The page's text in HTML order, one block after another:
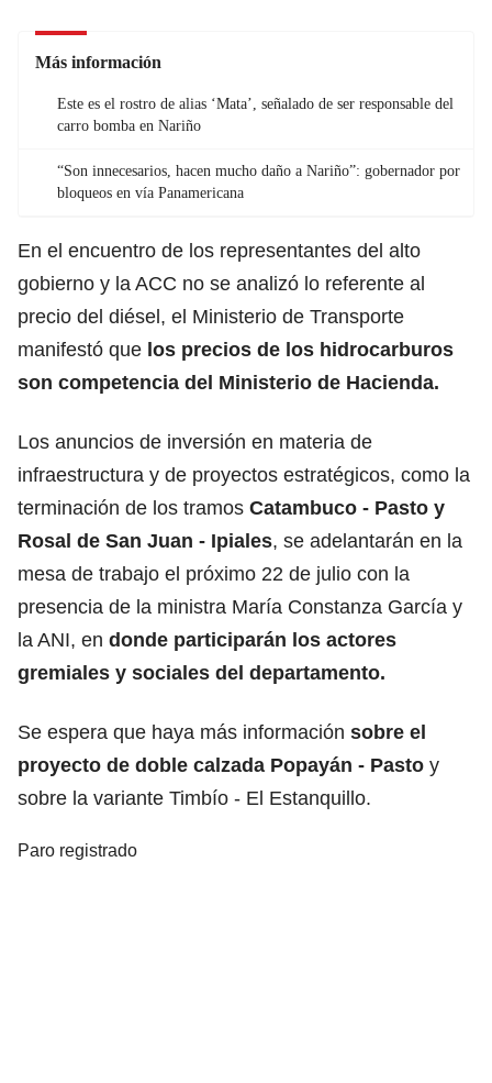
Más información
Este es el rostro de alias ‘Mata’, señalado de ser responsable del
carro bomba en Nariño
“Son innecesarios, hacen mucho daño a Nariño”: gobernador por
bloqueos en vía Panamericana
En el encuentro de los representantes del alto
gobierno y la ACC no se analizó lo referente al
precio del diésel, el Ministerio de Transporte
manifestó que los precios de los hidrocarburos
son competencia del Ministerio de Hacienda.
Los anuncios de inversión en materia de
infraestructura y de proyectos estratégicos, como la
terminación de los tramos Catambuco - Pasto y
Rosal de San Juan - Ipiales, se adelantarán en la
mesa de trabajo el próximo 22 de julio con la
presencia de la ministra María Constanza García y
la ANI, en donde participarán los actores
gremiales y sociales del departamento.
Se espera que haya más información sobre el
proyecto de doble calzada Popayán - Pasto y
sobre la variante Timbío - El Estanquillo.
Paro registrado